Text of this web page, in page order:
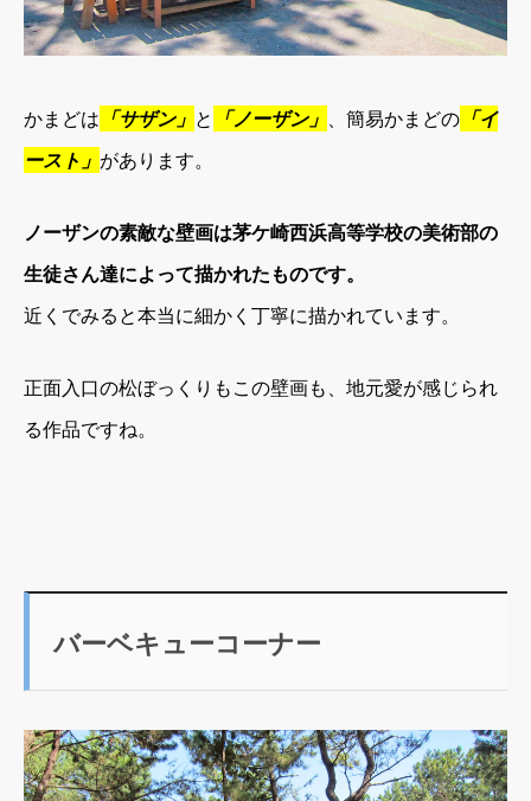
かまどは 「サザン」 と 「ノーザン」 、簡易かまどの 「イ
ースト」 があります。
ノーザンの素敵な壁画は茅ケ崎西浜高等学校の美術部の
生徒さん達によって描かれたものです。
近くでみると本当に細かく丁寧に描かれています。
正面入口の松ぼっくりもこの壁画も、地元愛が感じられ
る作品ですね。
バーベキューコーナー